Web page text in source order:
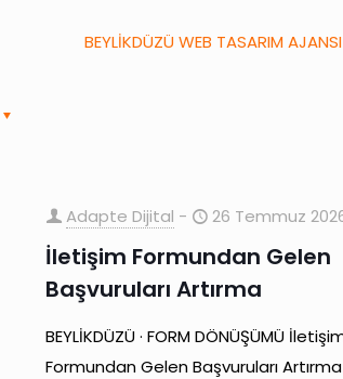
BEYLİKDÜZÜ WEB TASARIM AJANSI
Adapte Dijital - 26 Temmuz
İletişim Formundan Gelen
Başvuruları Artırma
BEYLİKDÜZÜ · FORM DÖNÜŞÜMÜ
Formundan Gelen Başvuruları